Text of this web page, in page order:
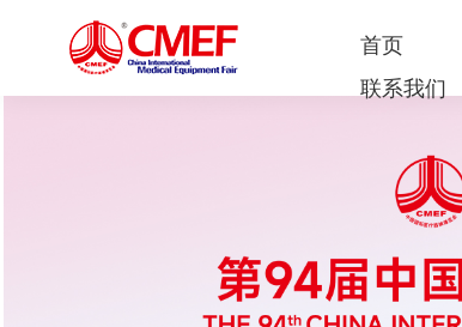
首页
联系我们